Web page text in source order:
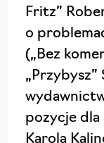
Fritz”
o
(„Bez
„Przybysz”
pozycje dla
Karola